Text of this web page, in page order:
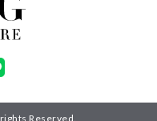
Reserved.